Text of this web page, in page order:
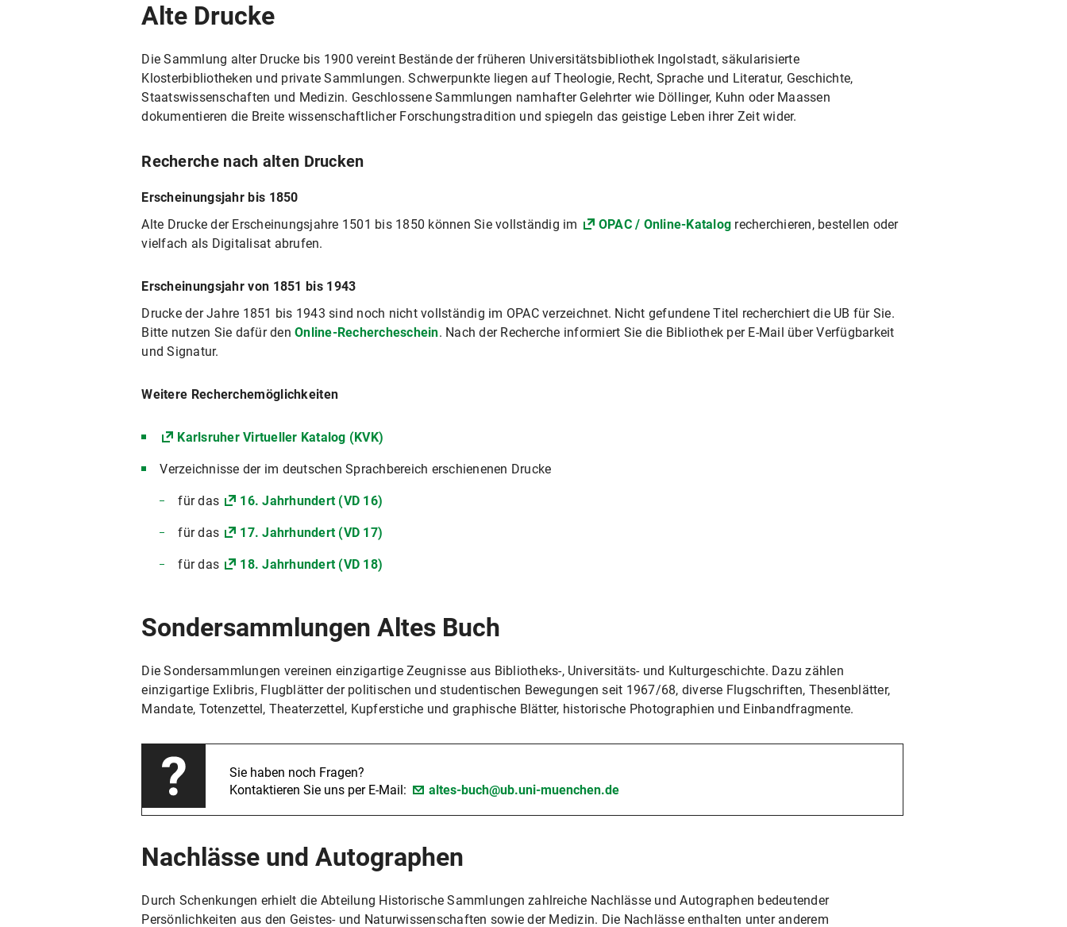
Alte Drucke
Die Sammlung alter Drucke bis 1900 vereint Bestände der früheren Universitätsbibliothek Ingolstadt, säkularisierte
Klosterbibliotheken und private Sammlungen. Schwerpunkte liegen auf Theologie, Recht, Sprache und Literatur, Geschichte,
Staatswissenschaften und Medizin. Geschlossene Sammlungen namhafter Gelehrter wie Döllinger, Kuhn oder Maassen
dokumentieren die Breite wissenschaftlicher Forschungstradition und spiegeln das geistige Leben ihrer Zeit wider.
Recherche nach alten Drucken
Erscheinungsjahr bis 1850
Alte Drucke der Erscheinungsjahre 1501 bis 1850 können Sie vollständig im
OPAC / Online-Katalog recherchieren, bestellen oder
vielfach als Digitalisat abrufen.
Erscheinungsjahr von 1851 bis 1943
Drucke der Jahre 1851 bis 1943 sind noch nicht vollständig im OPAC verzeichnet. Nicht gefundene Titel recherchiert die UB für Sie.
Bitte nutzen Sie dafür denOnline-Rechercheschein. Nach der Recherche informiert Sie die Bibliothek per E-Mail über Verfügbarkeit
und Signatur.
Weitere Recherchemöglichkeiten
Karlsruher Virtueller Katalog (KVK)
Verzeichnisse der im deutschen Sprachbereich erschienenen Drucke
für das 16. Jahrhundert (VD 16)
für das 17. Jahrhundert (VD 17)
für das 18. Jahrhundert (VD 18)
Sondersammlungen Altes Buch
Die Sondersammlungen vereinen einzigartige Zeugnisse aus Bibliotheks-, Universitäts- und Kulturgeschichte. Dazu zählen
einzigartige Exlibris, Flugblätter der politischen und studentischen Bewegungen seit 1967/68, diverse Flugschriften, Thesenblätter,
Mandate, Totenzettel, Theaterzettel, Kupferstiche und graphische Blätter, historische Photographien und Einbandfragmente.
Sie haben noch Fragen?
Kontaktieren Sie uns per E-Mail:
altes-buch@ub.uni-muenchen.de
Nachlässe und Autographen
Durch Schenkungen erhielt die Abteilung Historische Sammlungen zahlreiche Nachlässe und Autographen bedeutender
Persönlichkeiten aus den Geistes- und Naturwissenschaften sowie der Medizin. Die Nachlässe enthalten unter anderem